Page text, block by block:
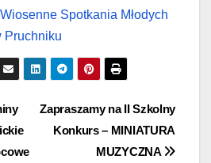
Spotkania Młodych
Pruchniku
Zapraszamy na II Szkolny
Konkurs – MINIATURA
MUZYCZNA